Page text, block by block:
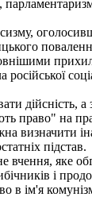
дійсність,
право" на
визначити
підстав.
яке
і